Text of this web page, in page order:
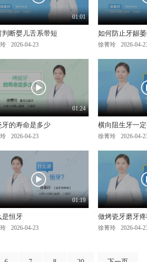
01:01
判断婴儿舌系带短
2026-04-23
如何防止牙龈
徐菁玲 2026-04-
01:24
牙的寿命是多少
2026-04-23
横向阻生牙一
徐菁玲 2026-04-
01:19
是恒牙
2026-04-23
做烤瓷牙磨牙
徐菁玲 2026-04-